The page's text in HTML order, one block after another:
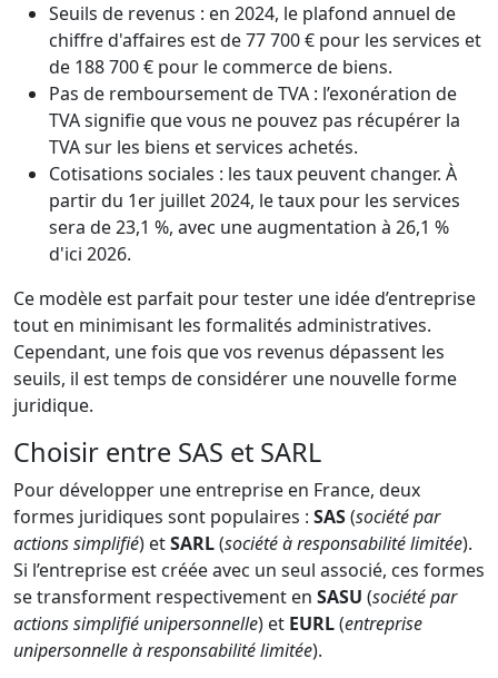
Seuils de revenus : en 2024, le plafond annuel de
chiffre d'affaires est de 77 700 € pour les services et
de 188 700 € pour le commerce de biens.
Pas de remboursement de TVA : l’exonération de
TVA signifie que vous ne pouvez pas récupérer la
TVA sur les biens et services achetés.
Cotisations sociales : les taux peuvent changer. À
partir du 1er juillet 2024, le taux pour les services
sera de 23,1 %, avec une augmentation à 26,1 %
d'ici 2026.
Ce modèle est parfait pour tester une idée d’entreprise
tout en minimisant les formalités administratives.
Cependant, une fois que vos revenus dépassent les
seuils, il est temps de considérer une nouvelle forme
juridique.
Choisir entre SAS et SARL
Pour développer une entreprise en France, deux
formes juridiques sont populaires : SAS(société par
actions simplifié) etSARL(société à responsabilité limitée).
Si l’entreprise est créée avec un seul associé, ces formes
se transforment respectivement en SASU (société par
actions simplifié unipersonnelle) et EURL(entreprise
unipersonnelle à responsabilité limitée).